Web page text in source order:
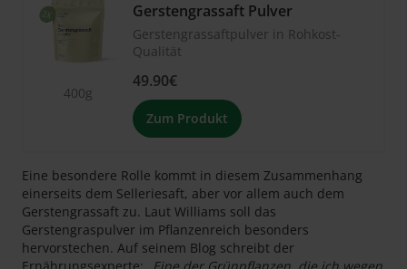
400g
Gerstengrassaft Pulver
Gerstengrassaftpulver in Rohkost-
Qualität
49.90€
Zum Produkt
Eine besondere Rolle kommt in diesem Zusammenhang
einerseits dem Selleriesaft, aber vor allem auch dem
Gerstengrassaft zu. Laut Williams soll das
Gerstengraspulver im Pflanzenreich besonders
hervorstechen. Auf seinem Blog schreibt der